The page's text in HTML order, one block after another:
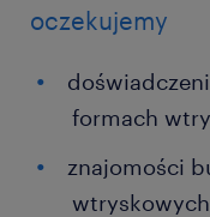
oczekujemy
formach
znajomości
wtryskowych